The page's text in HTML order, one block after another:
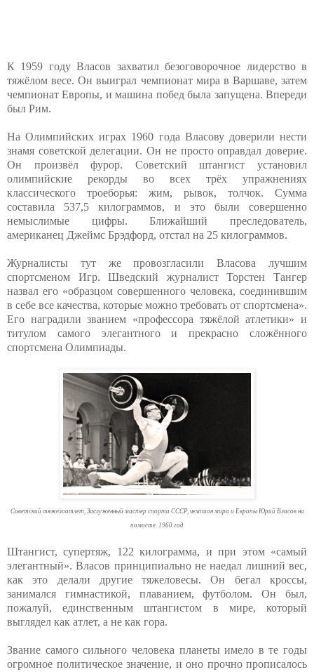
К 1959 году Власов захватил безоговорочное лидерство в
тяжёлом весе. Он выиграл чемпионат мира в Варшаве, затем
чемпионат Европы, и машина побед была запущена. Впереди
был Рим.
На Олимпийских играх 1960 года Власову доверили нести
знамя советской делегации. Он не просто оправдал доверие.
Он произвёл фурор. Советский штангист установил
олимпийские рекорды во всех трёх упражнениях
классического троеборья: жим, рывок, толчок. Сумма
составила 537,5 килограммов, и это были совершенно
немыслимые цифры. Ближайший преследователь,
американец Джеймс Брэдфорд, отстал на 25 килограммов.
Журналисты тут же провозгласили Власова лучшим
спортсменом Игр. Шведский журналист Торстен Тангер
назвал его «образцом совершенного человека, соединившим
в себе все качества, которые можно требовать от спортсмена».
Его наградили званием «профессора тяжёлой атлетики» и
титулом самого элегантного и прекрасно сложённого
спортсмена Олимпиады.
Советский тяжелоатлет, Заслуженный мастер спорта СССР, чемпион мира и Европы Юрий Власов на
помосте. 1960 год
Штангист, супертяж, 122 килограмма, и при этом «самый
элегантный». Власов принципиально не наедал лишний вес,
как это делали другие тяжеловесы. Он бегал кроссы,
занимался гимнастикой, плаванием, футболом. Он был,
пожалуй, единственным штангистом в мире, который
выглядел как атлет, а не как гора.
Звание самого сильного человека планеты имело в те годы
огромное политическое значение, и оно прочно прописалось